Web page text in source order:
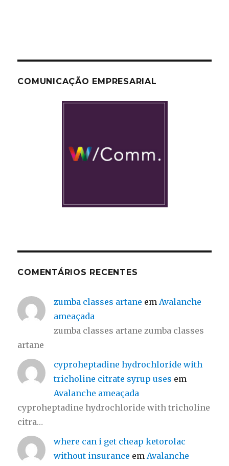
COMUNICAÇÃO EMPRESARIAL
COMENTÁRIOS RECENTES
zumba classes artane em Avalanche
ameaçada
zumba classes artane zumba classes
artane
cyproheptadine hydrochloride with
tricholine citrate syrup uses em
Avalanche ameaçada
cyproheptadine hydrochloride with tricholine
citra…
where can i get cheap ketorolac
without insurance em Avalanche